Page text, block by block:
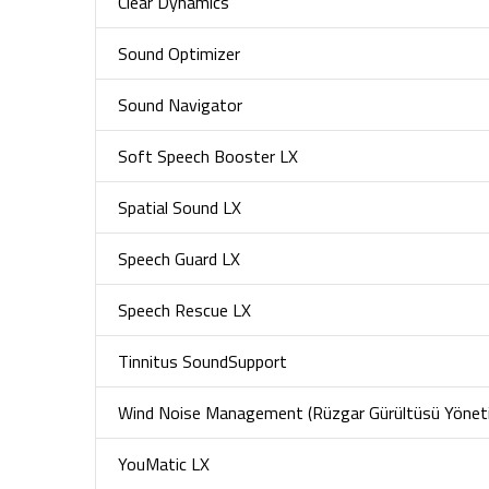
Sound Optimizer
Sound Navigator
Soft Speech Booster LX
Spatial Sound LX
Speech Guard LX
Speech Rescue LX
Tinnitus SoundSupport
Wind Noise Management (Rüzgar Gürültüsü
YouMatic LX